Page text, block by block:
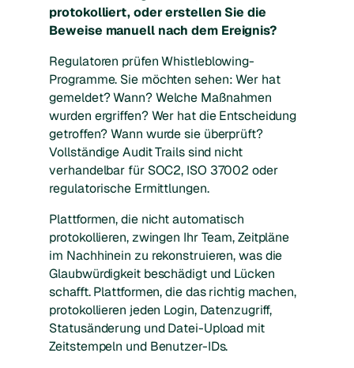
protokolliert, oder erstellen Sie die
Beweise manuell nach dem Ereignis?
Regulatoren prüfen Whistleblowing-
Programme. Sie möchten sehen: Wer hat
gemeldet? Wann? Welche Maßnahmen
wurden ergriffen? Wer hat die Entscheidung
getroffen? Wann wurde sie überprüft?
Vollständige Audit Trails sind nicht
verhandelbar für SOC2, ISO 37002 oder
regulatorische Ermittlungen.
Plattformen, die nicht automatisch
protokollieren, zwingen Ihr Team, Zeitpläne
im Nachhinein zu rekonstruieren, was die
Glaubwürdigkeit beschädigt und Lücken
schafft. Plattformen, die das richtig machen,
protokollieren jeden Login, Datenzugriff,
Statusänderung und Datei-Upload mit
Zeitstempeln und Benutzer-IDs.